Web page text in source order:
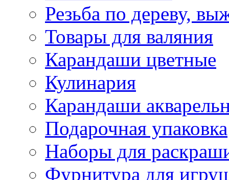
Резьба по дереву,
Товары для валяния
Карандаши цветные
Кулинария
Карандаши
Подарочная упаковка
Наборы для
Фурнитура для